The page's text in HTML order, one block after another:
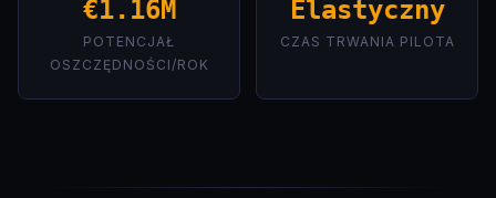
€1.16M
POTENCJAŁ
OSZCZĘDNOŚCI/ROK
Elastyczny
CZAS TRWANIA PILOTA